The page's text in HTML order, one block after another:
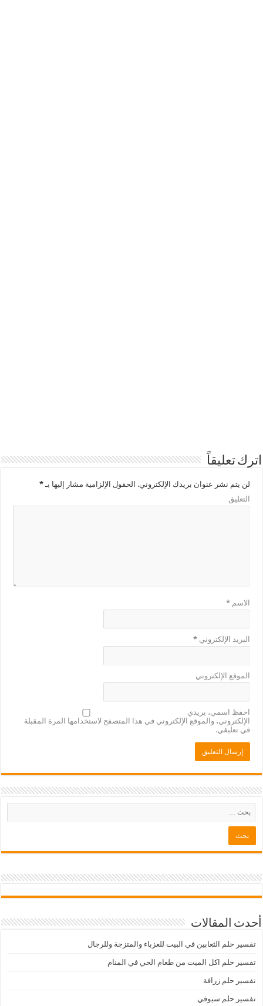
اترك تعليقاً
لن يتم نشر عنوان بريدك الإلكتروني. الحقول الإلزامية مشار إليها بـ*
التعليق
الاسم*
البريد الإلكتروني*
الموقع الإلكتروني
احفظ اسمي، بريدي
الإلكتروني، والموقع الإلكتروني في هذا المتصفح لاستخدامها المرة المقبلة
في تعليقي.
أحدث المقالات
تفسير حلم الثعابين في البيت للعزباء والمتزجة وللرجال
تفسير حلم اكل الميت من طعام الحي في المنام
تفسير حلم زرافة
تفسير حلم سيوفي